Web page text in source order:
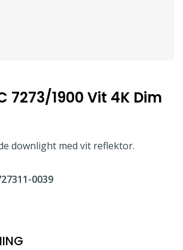
7273/1900 Vit 4K Dim
downlight med vit reflektor.
0039